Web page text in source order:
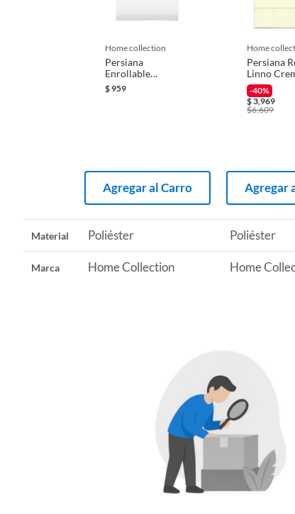
Iniciaremos el reembolso de tu dinero cuando
home collection
Persiana
Enrollable
Blackout Soft Eco
Blanco 1 x 1m
$959
Agregar al Carro
home
Persiana
Linno
X 2.8 M
-40%
$3,969
$6,609
Agregar
Material Poliéster Poliéster
Marca Home Collection Home